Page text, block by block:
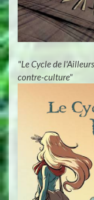
"Le Cycle de
contre-culture"